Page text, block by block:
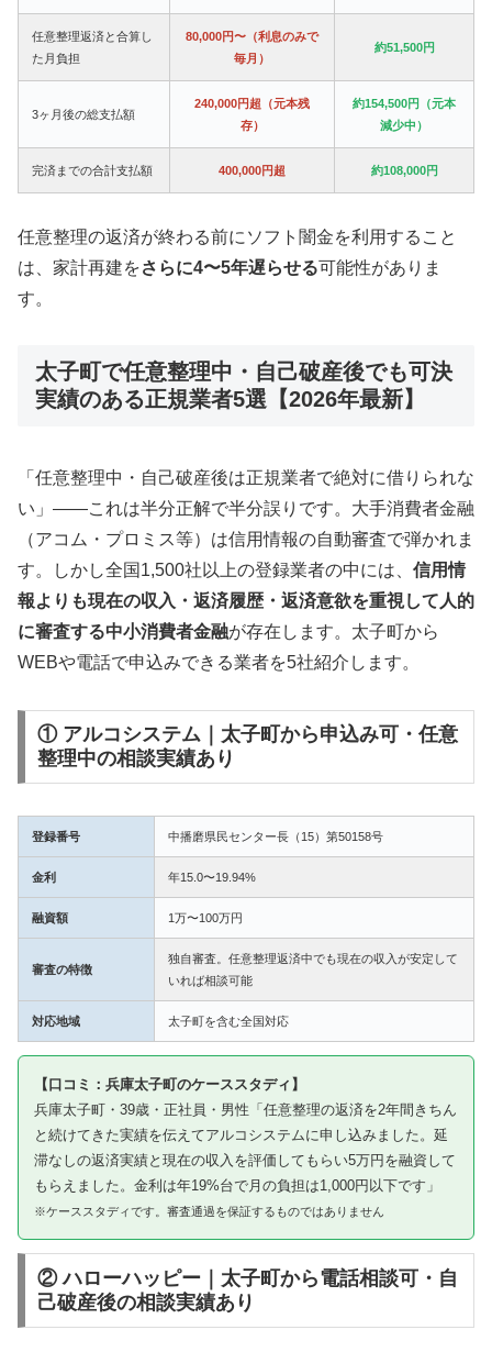
任意整理返済と合算し
た月負担
80,000円〜（利息のみで
毎月）
約51,500円
3ヶ月後の総支払額
240,000円超（元本残
存）
約154,500円（元本
減少中）
完済までの合計支払額 400,000円超 約108,000円
任意整理の返済が終わる前にソフト闇金を利用すること
は、家計再建をさらに4〜5年遅らせる可能性がありま
す。
太子町で任意整理中・自己破産後でも可決
実績のある正規業者5選【2026年最新】
「任意整理中・自己破産後は正規業者で絶対に借りられな
い」——これは半分正解で半分誤りです。大手消費者金融
（アコム・プロミス等）は信用情報の自動審査で弾かれま
す。しかし全国1,500社以上の登録業者の中には、 信用情
報よりも現在の収入・返済履歴・返済意欲を重視して人的
に審査する中小消費者金融が存在します。太子町から
WEBや電話で申込みできる業者を5社紹介します。
① アルコシステム｜太子町から申込み可・任意
整理中の相談実績あり
登録番号 中播磨県民センター長（15）第50158号
金利 年15.0〜19.94%
融資額 1万〜100万円
審査の特徴
独自審査。任意整理返済中でも現在の収入が安定して
いれば相談可能
対応地域 太子町を含む全国対応
【口コミ：兵庫太子町のケーススタディ】
兵庫太子町・39歳・正社員・男性「任意整理の返済を2年間きちん
と続けてきた実績を伝えてアルコシステムに申し込みました。延
滞なしの返済実績と現在の収入を評価してもらい5万円を融資して
もらえました。金利は年19%台で月の負担は1,000円以下です」
※ケーススタディです。審査通過を保証するものではありません
② ハローハッピー｜太子町から電話相談可・自
己破産後の相談実績あり